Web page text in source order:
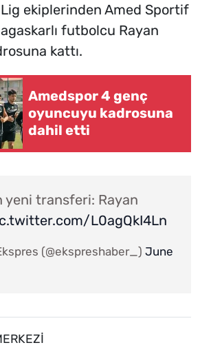
ekiplerinden Amed Sportif
futbolcu Rayan
kattı.
Amedspor 4 genç
oyuncuyu kadrosuna
dahil etti
yeni transferi: Rayan
L0agQkI4Ln
(@ekspreshaber_) June